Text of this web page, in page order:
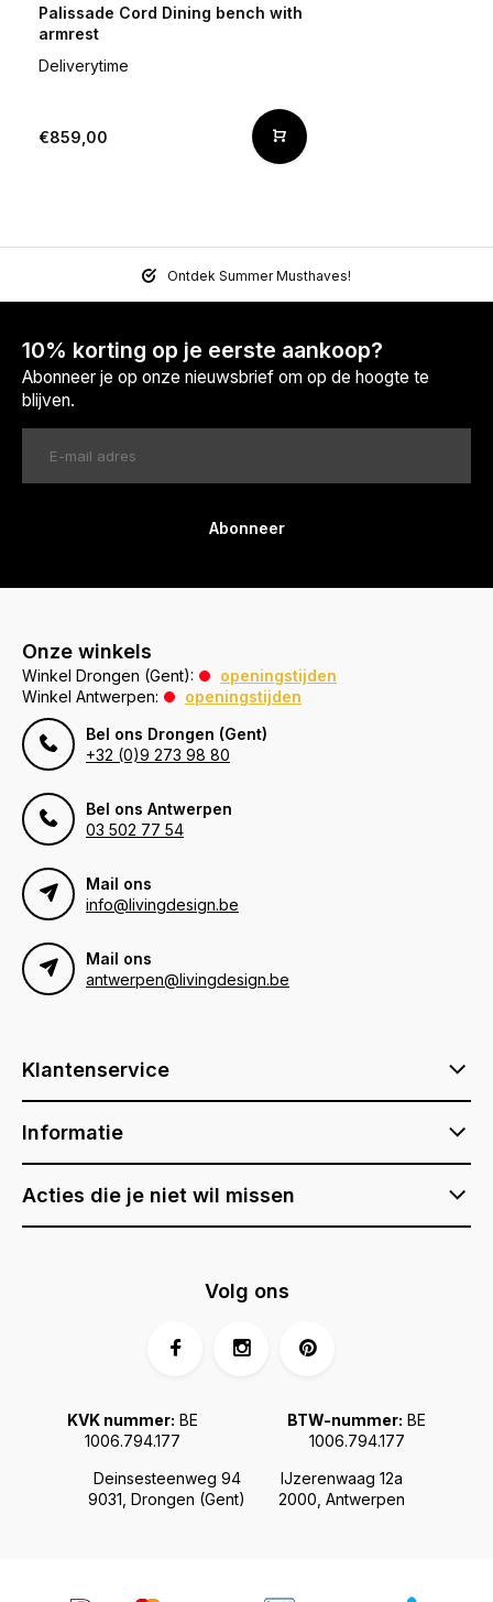
Palissade Cord Dining bench with
armrest
Deliverytime
€859,00
Ontdek Summer Musthaves!
10% korting op je eerste aankoop?
Abonneer je op onze nieuwsbrief om op de hoogte te
blijven.
Abonneer
Onze winkels
Winkel Drongen (Gent):
openingstijden
Winkel Antwerpen:
openingstijden
Bel ons Drongen (Gent)
+32 (0)9 273 98 80
Bel ons Antwerpen
03 502 77 54
Mail ons
info@livingdesign.be
Mail ons
antwerpen@livingdesign.be
Klantenservice
Informatie
Acties die je niet wil missen
Deinsesteenweg 94
9031, Drongen (Gent)
IJzerenwaag 12a
2000, Antwerpen
KVK nummer: BE
1006.794.177
BTW-nummer: BE
1006.794.177
Volg ons